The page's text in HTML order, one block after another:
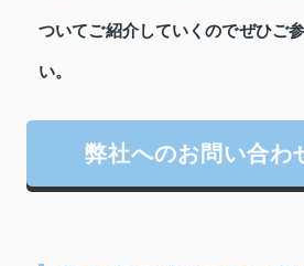
ついてご紹介していくのでぜひご
い。
弊社へのお問い合わ